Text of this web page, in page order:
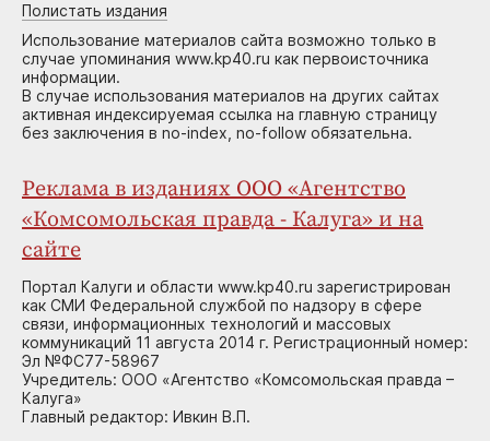
Полистать издания
Использование материалов сайта возможно только в
случае упоминания www.kp40.ru как первоисточника
информации.
В случае использования материалов на других сайтах
активная индексируемая ссылка на главную страницу
без заключения в no-index, no-follow обязательна.
Реклама в изданиях ООО «Агентство
«Комсомольская правда - Калуга» и на
сайте
Портал Калуги и области www.kp40.ru зарегистрирован
как СМИ Федеральной службой по надзору в сфере
связи, информационных технологий и массовых
коммуникаций 11 августа 2014 г. Регистрационный номер:
Эл №ФС77-58967
Учредитель: ООО «Агентство «Комсомольская правда –
Калуга»
Главный редактор: Ивкин В.П.